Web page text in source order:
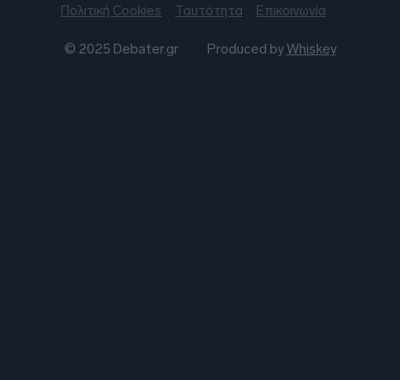
Πολιτική Cookies
Ταυτότητα Επικοινωνία
© 2025 Debater.gr Produced byWhiskey